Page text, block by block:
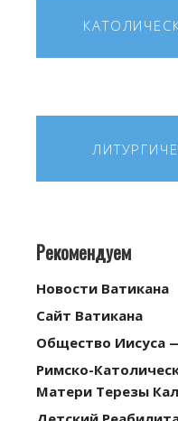
Рекомендуем
Новости Ватикана
Сайт Ватикана
Общество Иисуса
Римско-
Матери Терезы